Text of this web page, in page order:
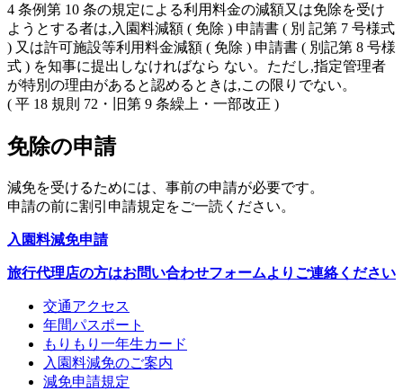
4 条例第 10 条の規定による利用料金の減額又は免除を受け
ようとする者は,入園料減額 ( 免除 ) 申請書 ( 別 記第 7 号様式
) 又は許可施設等利用料金減額 ( 免除 ) 申請書 ( 別記第 8 号様
式 ) を知事に提出しなければなら ない。ただし,指定管理者
が特別の理由があると認めるときは,この限りでない。
( 平 18 規則 72・旧第 9 条繰上・一部改正 )
免除の申請
減免を受けるためには、事前の申請が必要です。
申請の前に割引申請規定をご一読ください。
入園料減免申請
旅行代理店の方はお問い合わせフォームよりご連絡ください
交通アクセス
年間パスポート
もりもり一年生カード
入園料減免のご案内
減免申請規定